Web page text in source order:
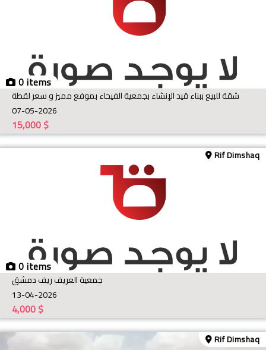
0 items
شقة للبيع ببناء قيد الإنشاء بجمعية الفيحاء بموفع مميز و سعر لقطة
07-05-2026
$
15,000
0 items
Rif Dimshaq
جمعية العريف ريف دمشق
13-04-2026
$
4,000
Rif Dimshaq